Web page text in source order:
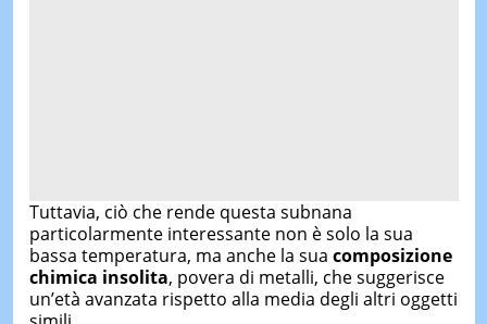
Tuttavia, ciò che rende questa subnana
particolarmente interessante non è solo la sua
bassa temperatura, ma anche la sua composizione
chimica insolita, povera di metalli, che suggerisce
un’età avanzata rispetto alla media degli altri oggetti